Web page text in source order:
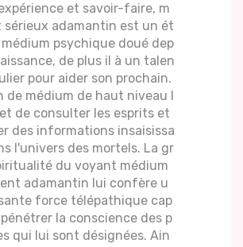
et savoir-faire, m
sérieux adamantin est un ét
psychique doué dep
de plus il à un talen
pour aider son prochain.
de médium de haut niveau l
de consulter les esprits et
des informations insaisissa
l'univers des mortels. La gr
du voyant médium
adamantin lui confère u
force télépathique cap
la conscience des p
qui lui sont désignées. Ain